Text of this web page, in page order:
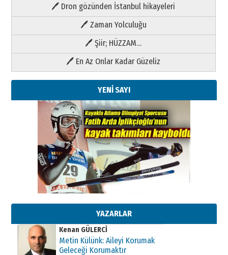
🖊 Dron gözünden İstanbul hikayeleri
🖊 Zaman Yolculuğu
🖊 Şiir; HÜZZAM…
🖊 En Az Onlar Kadar Güzeliz
YENİ SAYI
YAZARLAR
Kenan GÜLERCİ
Metin Külünk: Aileyi Korumak
Geleceği Korumaktır
Kenan GÜLERCİ
Metin Külünk: Aileyi Korumak
Geleceği Korumaktır
11 Mayıs 2026 Pazartesi